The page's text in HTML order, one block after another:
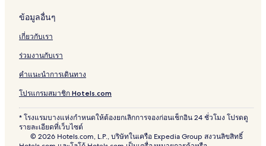
t
l
ข้อมูลอื่นๆ
เกี่ยวกับเรา
ร่วมงานกับเรา
คำแนะนำการเดินทาง
โปรแกรมสมาชิก Hotels.com
* โรงแรมบางแห่งกำหนดให้ต้องยกเลิกการจองก่อนเช็กอิน 24 ชั่วโมง โปรดดู
รายละเอียดที่เว็บไซต์
© 2026 Hotels.com, L.P., บริษัทในเครือ Expedia Group สงวนลิขสิทธิ์